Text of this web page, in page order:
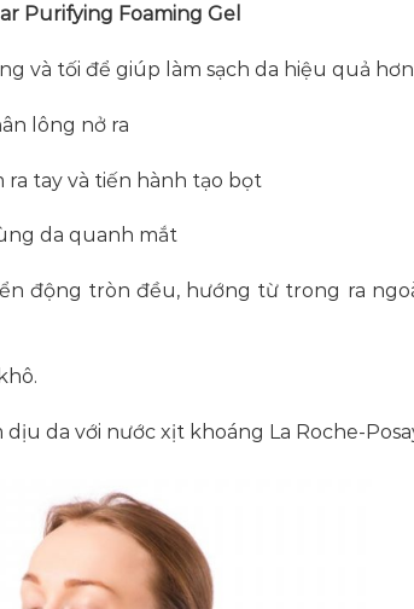
Purifying Foaming Gel
và tối để giúp làm sạch da hiệu quả
lông nở ra
ra tay và tiến hành tạo bọt
da quanh mắt
động tròn đều, hướng từ trong ra
da với nước xịt khoáng La Roche-